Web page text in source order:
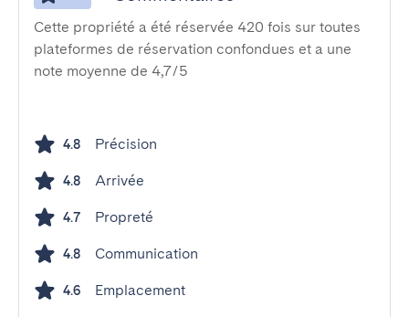
Cette propriété a été réservée 420 fois sur toutes
plateformes de réservation confondues et a une
note moyenne de 4,7/5
4.8 Précision
4.8 Arrivée
4.7 Propreté
4.8 Communication
4.6 Emplacement